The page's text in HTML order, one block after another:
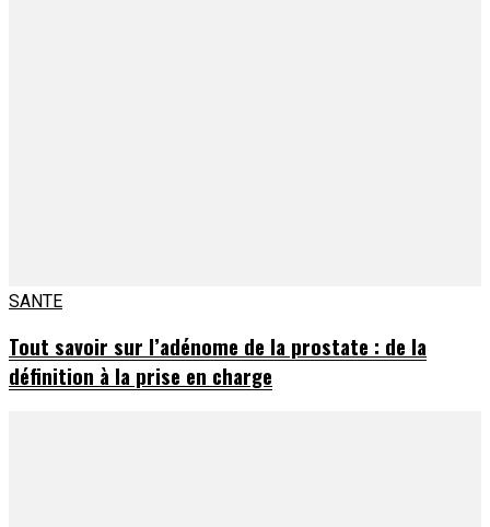
SANTE
Tout savoir sur l’adénome de la prostate : de la
définition à la prise en charge